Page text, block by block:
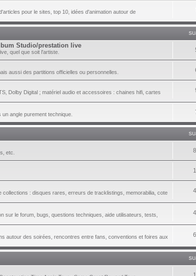
pour le sites, top 10, idées d'animation autour de
Studio/prestation live
quel que soit l'artiste.
aussi des partitions officielles ou personnelles.
Dolby Digital ; matériel audio et accessoires : chaines hifi, cartes
angle purement technique.
etc.
: disques rares, erreurs de tracklistings, memorabilia, cote
sur le forum, bugs, questions techniques, aide utilisateurs, tests,
autour des soirées, rencontres entre fans, conventions et foires aux